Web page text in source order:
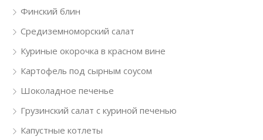
Финский блин
Средиземноморский салат
Куриные окорочка в красном вине
Картофель под сырным соусом
Шоколадное печенье
Грузинский салат с куриной печенью
Капустные котлеты